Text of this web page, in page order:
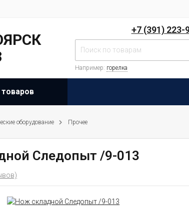
+7 (391) 223-
Например: горелка
оборудование Прочее
Следопыт /9-013